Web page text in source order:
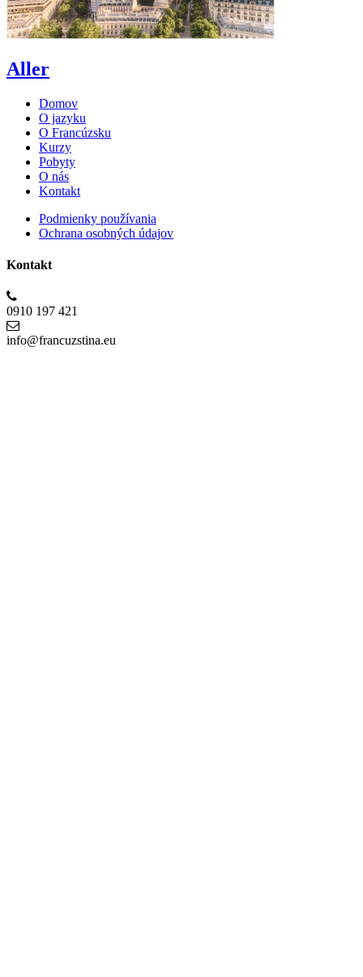
Aller
Domov
O jazyku
O Francúzsku
Kurzy
Pobyty
O nás
Kontakt
Podmienky používania
Ochrana osobných údajov
Kontakt
0910 197 421
info@francuzstina.eu